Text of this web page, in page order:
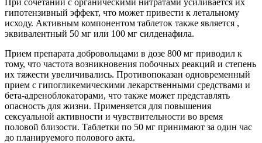
гипотензивный эффект, что может привести к летальному
исходу. Активным компонентом таблеток также является ,
эквивалентный 50 мг или 100 мг силденафила.
Прием препарата добровольцами в дозе 800 мг приводил к
тому, что частота возникновения побочных реакций и степень
их тяжести увеличивались. Противопоказан одновременный
прием с гипогликемическими лекарственными средствами и
бета-адреноблокаторами, что также может представлять
опасность для жизни. Применяется для повышения
сексуальной активности и чувствительности во время
половой близости. Таблетки по 50 мг принимают за один час
до планируемого полового акта.